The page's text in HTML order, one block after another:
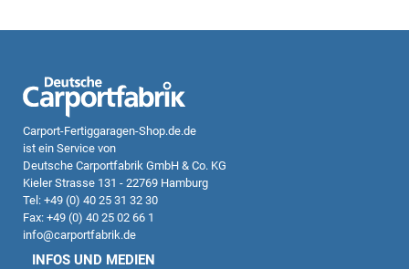
Carport-Fertiggaragen-Shop.de.de
ist ein Service von
Deutsche Carportfabrik GmbH & Co. KG
Kieler Strasse 131 - 22769 Hamburg
Tel: +49 (0) 40 25 31 32 30
Fax: +49 (0) 40 25 02 66 1
info@carportfabrik.de
INFOS UND MEDIEN